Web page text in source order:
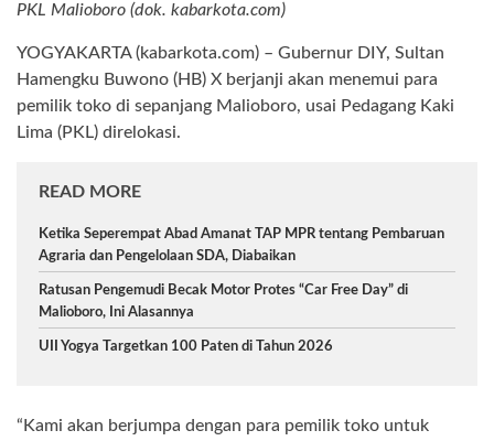
PKL Malioboro (dok. kabarkota.com)
YOGYAKARTA (kabarkota.com) – Gubernur DIY, Sultan
Hamengku Buwono (HB) X berjanji akan menemui para
pemilik toko di sepanjang Malioboro, usai Pedagang Kaki
Lima (PKL) direlokasi.
READ MORE
Ketika Seperempat Abad Amanat TAP MPR tentang Pembaruan
Agraria dan Pengelolaan SDA, Diabaikan
Ratusan Pengemudi Becak Motor Protes “Car Free Day” di
Malioboro, Ini Alasannya
UII Yogya Targetkan 100 Paten di Tahun 2026
“Kami akan berjumpa dengan para pemilik toko untuk